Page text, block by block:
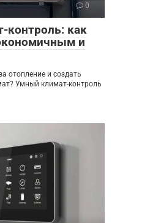
0
контроль: как
и
отопление и создать
Умный климат-контроль